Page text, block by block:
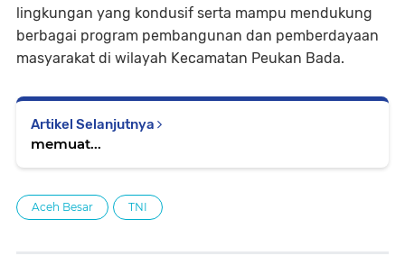
lingkungan yang kondusif serta mampu mendukung
berbagai program pembangunan dan pemberdayaan
masyarakat di wilayah Kecamatan Peukan Bada.
Artikel Selanjutnya
memuat...
Aceh Besar TNI